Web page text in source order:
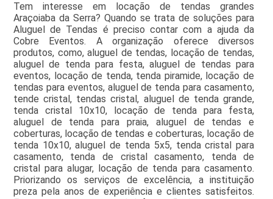
Tem interesse em locação de tendas grandes
Araçoiaba da Serra? Quando se trata de soluções para
Aluguel de Tendas é preciso contar com a ajuda da
Cobre Eventos. A organização oferece diversos
produtos, como, aluguel de tendas, locação de tendas,
aluguel de tenda para festa, aluguel de tendas para
eventos, locação de tenda, tenda piramide, locação de
tendas para eventos, aluguel de tenda para casamento,
tende cristal, tendas cristal, aluguel de tenda grande,
tenda cristal 10x10, locação de tenda para festa,
aluguel de tenda para praia, aluguel de tendas e
coberturas, locação de tendas e coberturas, locação de
tenda 10x10, aluguel de tenda 5x5, tenda cristal para
casamento, tenda de cristal casamento, tenda de
cristal para alugar, locação de tenda para casamento.
Priorizando os serviços de excelência, a instituição
preza pela anos de experiência e clientes satisfeitos.